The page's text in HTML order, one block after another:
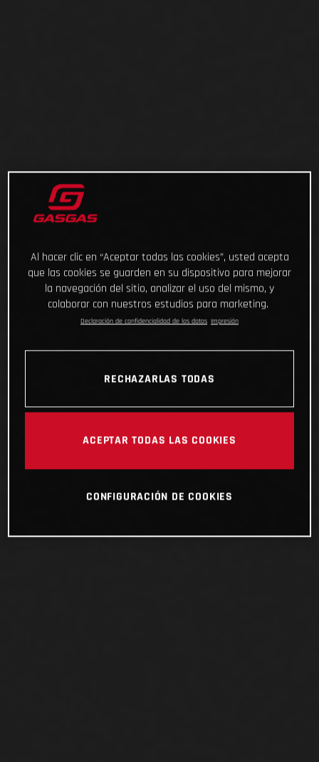
Al hacer clic en “Aceptar todas las cookies”, usted acepta
que las cookies se guarden en su dispositivo para mejorar
la navegación del sitio, analizar el uso del mismo, y
colaborar con nuestros estudios para marketing.
Declaración de confidencialidad de los datos Impresión
RECHAZARLAS TODAS
ACEPTAR TODAS LAS COOKIES
CONFIGURACIÓN DE COOKIES